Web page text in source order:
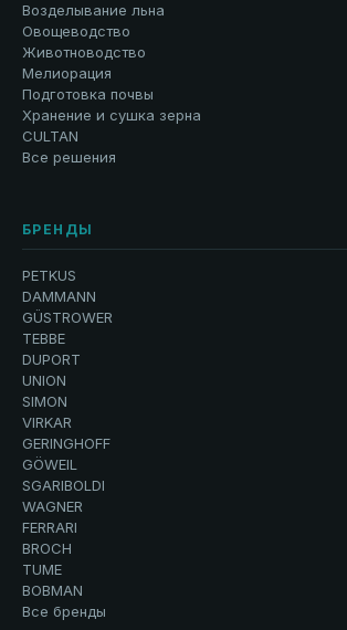
Возделывание льна
Овощеводство
Животноводство
Мелиорация
Подготовка почвы
Хранение и сушка зерна
CULTAN
Все решения
БРЕНДЫ
PETKUS
DAMMANN
GÜSTROWER
TEBBE
DUPORT
UNION
SIMON
VIRKAR
GERINGHOFF
GÖWEIL
SGARIBOLDI
WAGNER
FERRARI
BROCH
TUME
BOBMAN
Все бренды